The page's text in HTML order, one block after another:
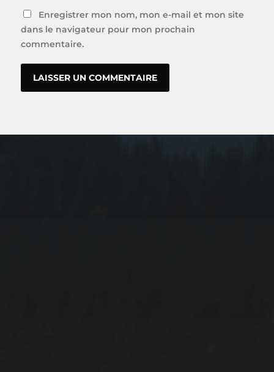
Enregistrer mon nom, mon e-mail et mon site
dans le navigateur pour mon prochain
commentaire.